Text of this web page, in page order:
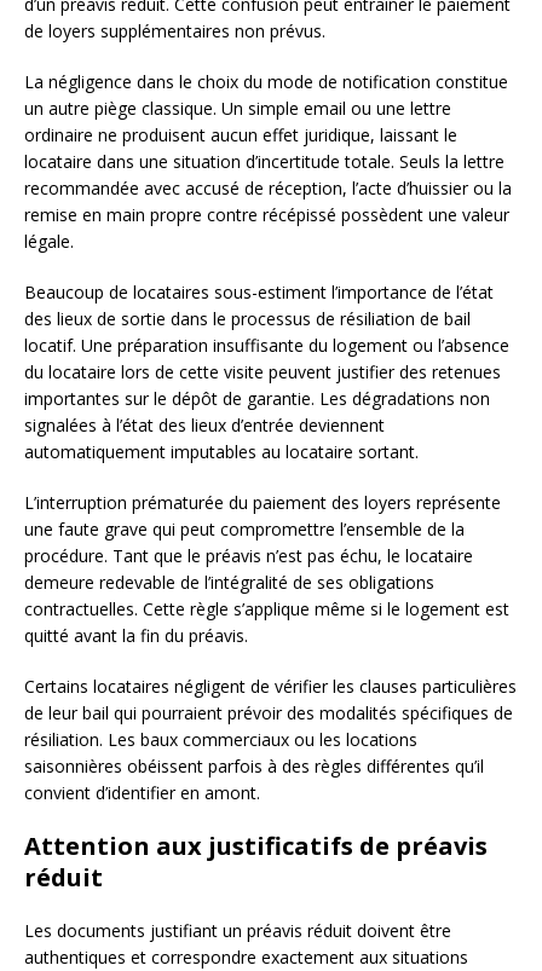
de loyers supplémentaires non prévus.
La négligence dans le choix du mode de notification constitue
un autre piège classique. Un simple email ou une lettre
ordinaire ne produisent aucun effet juridique, laissant le
locataire dans une situation d’incertitude totale. Seuls la lettre
recommandée avec accusé de réception, l’acte d’huissier ou la
remise en main propre contre récépissé possèdent une valeur
légale.
Beaucoup de locataires sous-estiment l’importance de l’état
des lieux de sortie dans le processus de résiliation de bail
locatif. Une préparation insuffisante du logement ou l’absence
du locataire lors de cette visite peuvent justifier des retenues
importantes sur le dépôt de garantie. Les dégradations non
signalées à l’état des lieux d’entrée deviennent
automatiquement imputables au locataire sortant.
L’interruption prématurée du paiement des loyers représente
une faute grave qui peut compromettre l’ensemble de la
procédure. Tant que le préavis n’est pas échu, le locataire
demeure redevable de l’intégralité de ses obligations
contractuelles. Cette règle s’applique même si le logement est
quitté avant la fin du préavis.
Certains locataires négligent de vérifier les clauses particulières
de leur bail qui pourraient prévoir des modalités spécifiques de
résiliation. Les baux commerciaux ou les locations
saisonnières obéissent parfois à des règles différentes qu’il
convient d’identifier en amont.
Attention aux justificatifs de préavis
réduit
Les documents justifiant un préavis réduit doivent être
authentiques et correspondre exactement aux situations